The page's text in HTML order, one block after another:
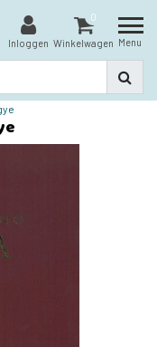
Inloggen
0
Winkelwagen Menu